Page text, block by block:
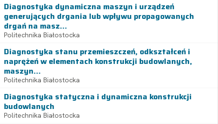
Diagnostyka dynamiczna maszyn i urządzeń
generujących drgania lub wpływu propagowanych
drgań na masz...
Politechnika Białostocka
Diagnostyka stanu przemieszczeń, odkształceń i
naprężeń w elementach konstrukcji budowlanych,
maszyn...
Politechnika Białostocka
Diagnostyka statyczna i dynamiczna konstrukcji
budowlanych
Politechnika Białostocka